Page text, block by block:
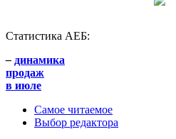
Статистика АЕБ:
– динамика
продаж
в июле
Самое читаемое
Выбор редактора